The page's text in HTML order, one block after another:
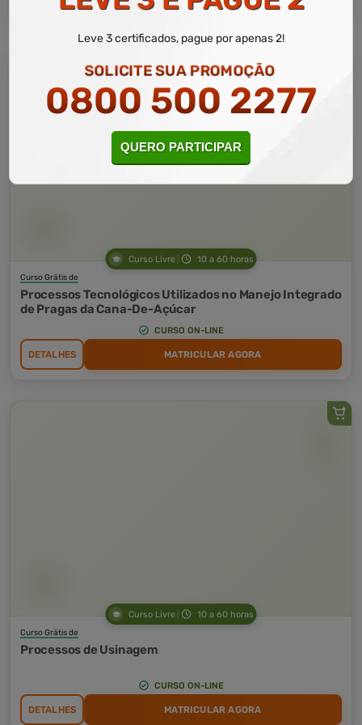
Curso Livre 10 a 60 horas
Curso Grátis de
Processos Tecnológicos Utilizados no Manejo Integrado
de Pragas da Cana-De-Açúcar
CURSO ON-LINE
DETALHES MATRICULAR AGORA
Curso Livre 10 a 60 horas
Curso Grátis de
Processos de Usinagem
CURSO ON-LINE
DETALHES MATRICULAR AGORA
Leve 3 certificados, pague por apenas 2!
SOLICITE SUA PROMOÇÃO
0800 500 2277
QUERO PARTICIPAR